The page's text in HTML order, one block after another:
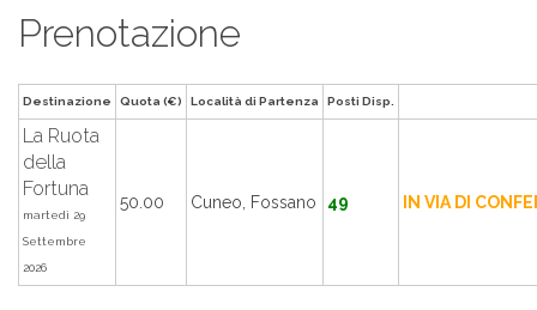
Prenotazione
Destinazione Quota (€) Località di Partenza Posti Disp.
La Ruota
della
Fortuna
martedì 29
Settembre
2026
50.00 Cuneo, Fossano 49 IN VIA DI